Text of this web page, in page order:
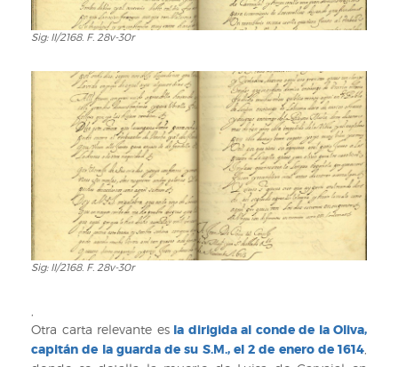
Sig:
F.
28v-
Sig: II/2168. F. 28v-30r
Sig:
28v-
30r
Sig: II/2168. F. 28v-30r
,
Otra carta relevante esla dirigida al conde de la Oliva,
capitán de la guarda de su S.M., el 2 de enero de 1614,